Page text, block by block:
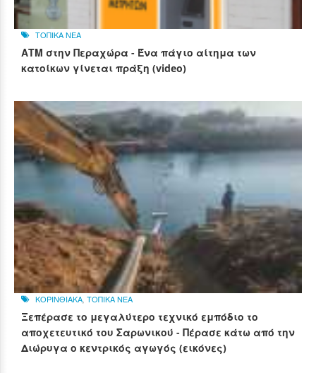
ΤΟΠΙΚΑ ΝΕΑ
ΑΤΜ στην Περαχώρα - Ένα πάγιο αίτημα των
κατοίκων γίνεται πράξη (video)
ΚΟΡΙΝΘΙΑΚΑ, ΤΟΠΙΚΑ ΝΕΑ
Ξεπέρασε το μεγαλύτερο τεχνικό εμπόδιο το
αποχετευτικό του Σαρωνικού - Πέρασε κάτω από την
Διώρυγα ο κεντρικός αγωγός (εικόνες)